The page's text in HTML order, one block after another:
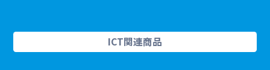
ICT関連商品